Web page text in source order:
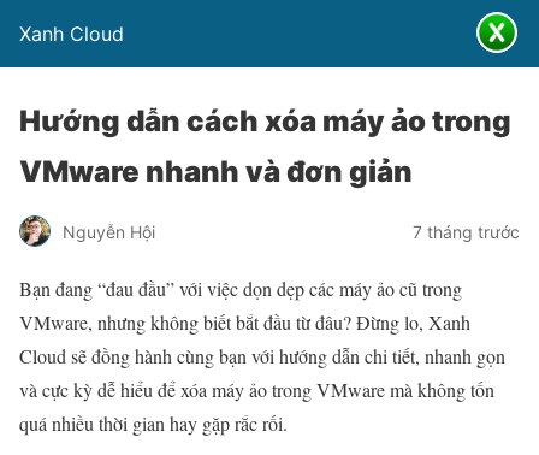
Xanh Cloud
Hướng dẫn cách xóa máy ảo trong
VMware nhanh và đơn giản
Nguyễn Hội 7 tháng trước
Bạn đang “đau đầu” với việc dọn dẹp các máy ảo cũ trong
VMware, nhưng không biết bắt đầu từ đâu? Đừng lo, Xanh
Cloud sẽ đồng hành cùng bạn với hướng dẫn chi tiết, nhanh gọn
và cực kỳ dễ hiểu để xóa máy ảo trong VMware mà không tốn
quá nhiều thời gian hay gặp rắc rối.